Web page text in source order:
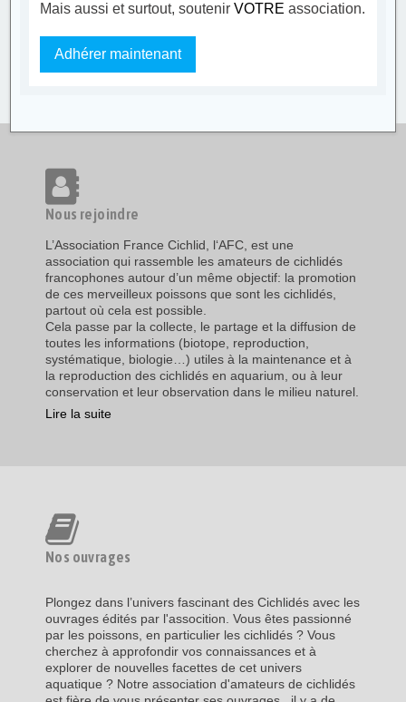
Mais aussi et surtout, soutenirVOTRE association.
Adhérer maintenant
Nous rejoindre
L’Association France Cichlid, l‘AFC, est une
association qui rassemble les amateurs de cichlidés
francophones autour d’un même objectif: la promotion
de ces merveilleux poissons que sont les cichlidés,
partout où cela est possible.
Cela passe par la collecte, le partage et la diffusion de
toutes les informations (biotope, reproduction,
systématique, biologie…) utiles à la maintenance et à
la reproduction des cichlidés en aquarium, ou à leur
conservation et leur observation dans le milieu naturel.
Lire la suite
Nos ouvrages
Plongez dans l’univers fascinant des Cichlidés avec les
ouvrages édités par l'assocition. Vous êtes passionné
par les poissons, en particulier les cichlidés ? Vous
cherchez à approfondir vos connaissances et à
explorer de nouvelles facettes de cet univers
aquatique ? Notre association d'amateurs de cichlidés